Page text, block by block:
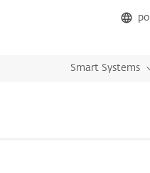
Smart Systems